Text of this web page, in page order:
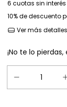
6 cuotas sin
10% de descuento
Ver más detalles
¡No te lo